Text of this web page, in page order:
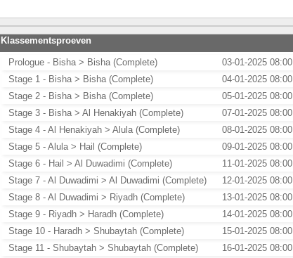
Klassementsproeven
Prologue - Bisha > Bisha (Complete)
03-01-2025 08:00
Stage 1 - Bisha > Bisha (Complete)
04-01-2025 08:00
Stage 2 - Bisha > Bisha (Complete)
05-01-2025 08:00
Stage 3 - Bisha > Al Henakiyah (Complete)
07-01-2025 08:00
Stage 4 - Al Henakiyah > Alula (Complete)
08-01-2025 08:00
Stage 5 - Alula > Hail (Complete)
09-01-2025 08:00
Stage 6 - Hail > Al Duwadimi (Complete)
11-01-2025 08:00
Stage 7 - Al Duwadimi > Al Duwadimi (Complete)
12-01-2025 08:00
Stage 8 - Al Duwadimi > Riyadh (Complete)
13-01-2025 08:00
Stage 9 - Riyadh > Haradh (Complete)
14-01-2025 08:00
Stage 10 - Haradh > Shubaytah (Complete)
15-01-2025 08:00
Stage 11 - Shubaytah > Shubaytah (Complete)
16-01-2025 08:00